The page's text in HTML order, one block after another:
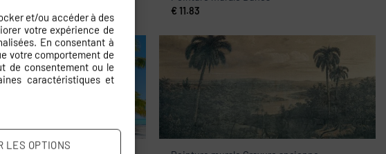
et/ou accéder à des
votre expérience de
En consentant à
votre comportement de
de consentement ou le
caractéristiques et
LES OPTIONS
€ 11.83